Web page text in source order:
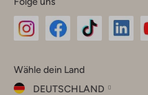
Instagram
Facebook
TikTok
Wähle dein Land
DEUTSCHLAND